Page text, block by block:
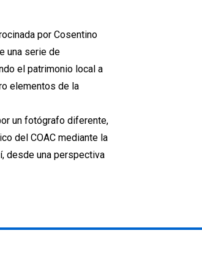
por Cosentino
una serie de
el patrimonio local a
elementos de la
un fotógrafo diferente,
del COAC mediante la
desde una perspectiva